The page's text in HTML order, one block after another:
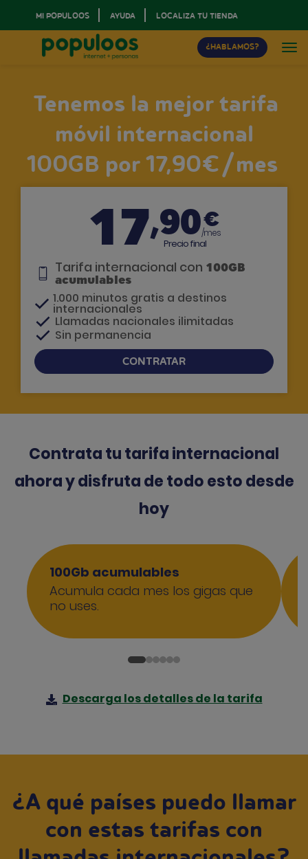
MI POPULOOS AYUDA LOCALIZA TU TIENDA
¿HABLAMOS?
Tenemos la mejor tarifa
móvil internacional
100GB por 17,90€/mes
17,90€
/mes
Precio final
Tarifa internacional con 100GB
acumulables
1.000 minutos gratis a destinos
internacionales
Llamadas nacionales ilimitadas
Sin permanencia
CONTRATAR
Contrata tu tarifa internacional
ahora y disfruta de todo esto desde
hoy
100Gb acumulables
Acumula cada mes los gigas que
no uses.
Descarga los detalles de la tarifa
¿A qué países puedo llamar
con estas tarifas con